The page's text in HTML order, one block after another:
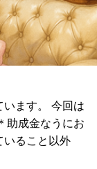
ます。 今回は
助成金なうにお
いること以外